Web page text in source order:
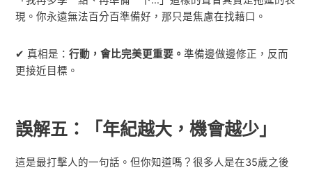
現。你永遠無法百分百準備好，那只是焦慮在找藉口。
✔ 真相是：行動，會比完美更重要。準備邊做邊修正，反而
更接近目標。
誤解五：「年紀越大，機會越少」
這是最打擊人的一句話。但你知道嗎？很多人是在35歲之後